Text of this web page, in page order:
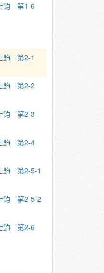
鈞 第1-6
鈞 第2-1
鈞 第2-2
鈞 第2-3
鈞 第2-4
鈞 第2-5-1
鈞 第2-5-2
鈞 第2-6